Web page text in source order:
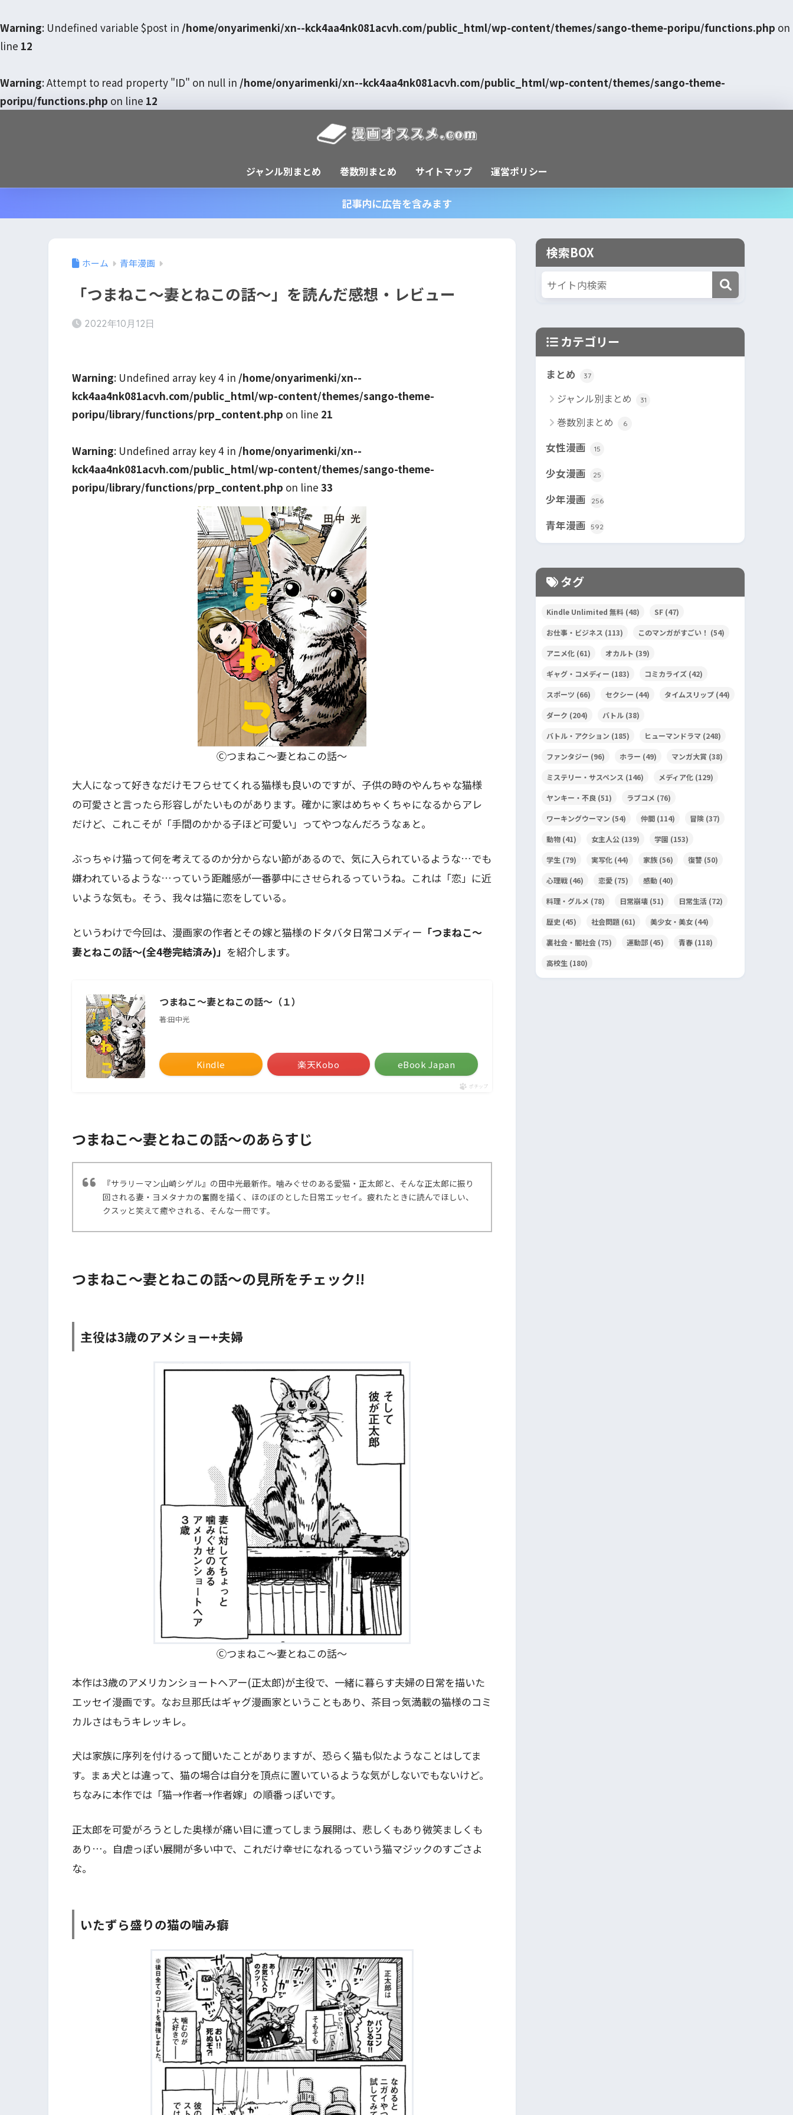
Warning: Undefined variable $post in /home/onyarimenki/xn--kck4aa4nk081acvh.com/public_html/wp-content/themes/sango-theme-poripu/functions.php on
line 12
Warning: Attempt to read property "ID" on null in /home/onyarimenki/xn--kck4aa4nk081acvh.com/public_html/wp-content/themes/sango-theme-
poripu/functions.php on line 12
ジャンル別まとめ 巻数別まとめ サイトマップ 運営ポリシー
記事内に広告を含みます
ホーム 青年漫画
「つまねこ～妻とねこの話～」を読んだ感想・レビュー
2022年10月12日
Warning: Undefined array key 4 in /home/onyarimenki/xn--
kck4aa4nk081acvh.com/public_html/wp-content/themes/sango-theme-
poripu/library/functions/prp_content.php on line 21
Warning: Undefined array key 4 in /home/onyarimenki/xn--
kck4aa4nk081acvh.com/public_html/wp-content/themes/sango-theme-
poripu/library/functions/prp_content.php on line 33
Ⓒつまねこ～妻とねこの話～
大人になって好きなだけモフらせてくれる猫様も良いのですが、子供の時のやんちゃな猫様
の可愛さと言ったら形容しがたいものがあります。確かに家はめちゃくちゃになるからアレ
だけど、これこそが「手間のかかる子ほど可愛い」ってやつなんだろうなぁと。
ぶっちゃけ猫って何を考えてるのか分からない節があるので、気に入られているような…でも
嫌われているような…っていう距離感が一番夢中にさせられるっていうね。これは「恋」に近
いような気も。そう、我々は猫に恋をしている。
というわけで今回は、漫画家の作者とその嫁と猫様のドタバタ日常コメディー 「つまねこ～
妻とねこの話～(全4巻完結済み)」 を紹介します。
つまねこ～妻とねこの話～（１）
著:田中光
Kindle 楽天Kobo eBook Japan
ポチップ
つまねこ～妻とねこの話～のあらすじ
『サラリーマン山崎シゲル』の田中光最新作。噛みぐせのある愛猫・正太郎と、そんな正太郎に振り
回される妻・ヨメタナカの奮闘を描く、ほのぼのとした日常エッセイ。疲れたときに読んでほしい、
クスッと笑えて癒やされる、そんな一冊です。
つまねこ～妻とねこの話～の見所をチェック!!
主役は3歳のアメショー+夫婦
Ⓒつまねこ～妻とねこの話～
本作は3歳のアメリカンショートヘアー(正太郎)が主役で、一緒に暮らす夫婦の日常を描いた
エッセイ漫画です。なお旦那氏はギャグ漫画家ということもあり、茶目っ気満載の猫様のコミ
カルさはもうキレッキレ。
犬は家族に序列を付けるって聞いたことがありますが、恐らく猫も似たようなことはしてま
す。まぁ犬とは違って、猫の場合は自分を頂点に置いているような気がしないでもないけど。
ちなみに本作では「猫→作者→作者嫁」の順番っぽいです。
正太郎を可愛がろうとした奥様が痛い目に遭ってしまう展開は、悲しくもあり微笑ましくも
あり…。自虐っぽい展開が多い中で、これだけ幸せになれるっていう猫マジックのすごさよ
な。
いたずら盛りの猫の噛み癖
検索BOX
カテゴリー
まとめ 37
ジャンル別まとめ 31
巻数別まとめ 6
女性漫画 15
少女漫画 25
少年漫画 256
青年漫画 592
タグ
Kindle Unlimited 無料 (48) SF (47)
お仕事・ビジネス (113) このマンガがすごい！ (54)
アニメ化 (61) オカルト (39)
ギャグ・コメディー (183) コミカライズ (42)
スポーツ (66) セクシー (44) タイムスリップ (44)
ダーク (204) バトル (38)
バトル・アクション (185) ヒューマンドラマ (248)
ファンタジー (96) ホラー (49) マンガ大賞 (38)
ミステリー・サスペンス (146) メディア化 (129)
ヤンキー・不良 (51) ラブコメ (76)
ワーキングウーマン (54) 仲間 (114) 冒険 (37)
動物 (41) 女主人公 (139) 学園 (153)
学生 (79) 実写化 (44) 家族 (56) 復讐 (50)
心理戦 (46) 恋愛 (75) 感動 (40)
料理・グルメ (78) 日常崩壊 (51) 日常生活 (72)
歴史 (45) 社会問題 (61) 美少女・美女 (44)
裏社会・闇社会 (75) 運動部 (45) 青春 (118)
高校生 (180)